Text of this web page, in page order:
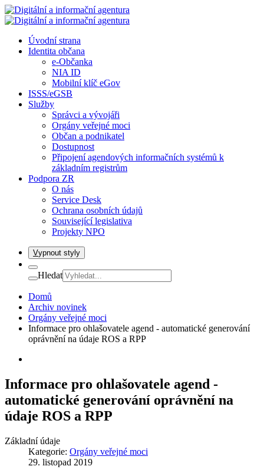
Úvodní strana
Identita občana
e-Občanka
NIA ID
Mobilní klíč eGov
ISSS/eGSB
Služby
Správci a vývojáři
Orgány veřejné moci
Občan a podnikatel
Dostupnost
Připojení agendových informačních systémů k
základním registrům
Podpora ZR
O nás
Service Desk
Ochrana osobních údajů
Související legislativa
Projekty NPO
Vypnout styly
Hledat
Domů
Archiv novinek
Orgány veřejné moci
Informace pro ohlašovatele agend - automatické generování
oprávnění na údaje ROS a RPP
Informace pro ohlašovatele agend -
automatické generování oprávnění na
údaje ROS a RPP
Základní údaje
Kategorie: Orgány veřejné moci
29. listopad 2019